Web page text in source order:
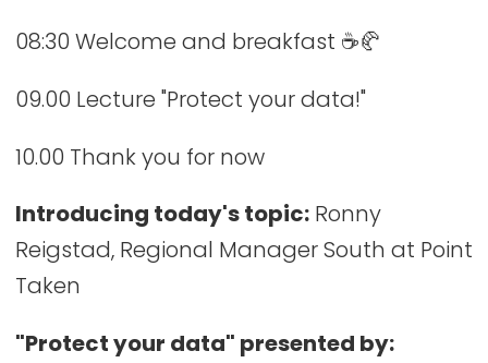
08:30 Welcome and breakfast ☕🥐
09.00 Lecture "Protect your data!"
10.00 Thank you for now
Introducing today's topic:Ronny
Reigstad, Regional Manager South at Point
Taken
"Protect your data" presented by: